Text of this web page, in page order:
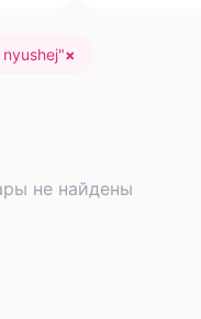
"×
не найдены